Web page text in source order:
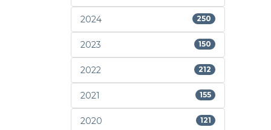
2024 250
2023 150
2022 212
2021 155
2020 121